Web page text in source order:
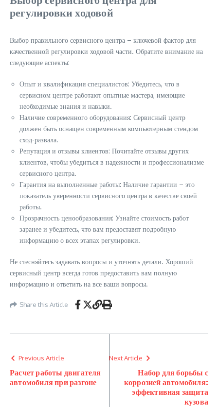
регулировки ходовой
Выбор правильного сервисного центра – ключевой фактор для
качественной регулировки ходовой части. Обратите внимание на
следующие аспекты:
Опыт и квалификация специалистов: Убедитесь, что в
сервисном центре работают опытные мастера, имеющие
необходимые знания и навыки.
Наличие современного оборудования: Сервисный центр
должен быть оснащен современным компьютерным стендом
сход-развала.
Репутация и отзывы клиентов: Почитайте отзывы других
клиентов, чтобы убедиться в надежности и профессионализме
сервисного центра.
Гарантия на выполненные работы: Наличие гарантии – это
показатель уверенности сервисного центра в качестве своей
работы.
Прозрачность ценообразования: Узнайте стоимость работ
заранее и убедитесь, что вам предоставят подробную
информацию о всех этапах регулировки.
Не стесняйтесь задавать вопросы и уточнять детали. Хороший
сервисный центр всегда готов предоставить вам полную
информацию и ответить на все ваши вопросы.
Share this Article
Previous Article
Расчет работы двигателя
автомобиля при разгоне
Next Article
Набор для борьбы с
коррозией автомобиля:
эффективная защита
кузова